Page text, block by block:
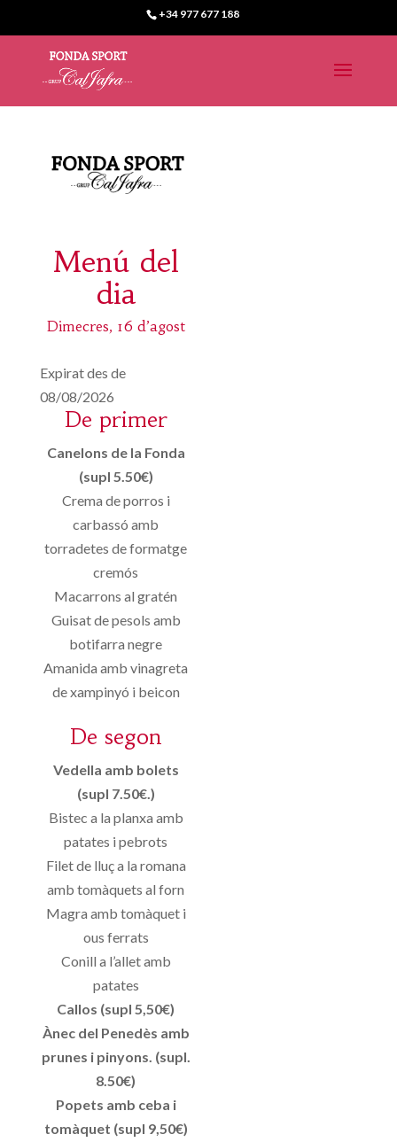
+34 977 677 188
Menú del
dia
Dimecres, 16 d’agost
Expirat des de
08/08/2026
De primer
Canelons de la Fonda
(supl 5.50€)
Crema de porros i
carbassó amb
torradetes de formatge
cremós
Macarrons al gratén
Guisat de pesols amb
botifarra negre
Amanida amb vinagreta
de xampinyó i beicon
De segon
Vedella amb bolets
(supl 7.50€.)
Bistec a la planxa amb
patates i pebrots
Filet de lluç a la romana
amb tomàquets al forn
Magra amb tomàquet i
ous ferrats
Conill a l’allet amb
patates
Callos (supl 5,50€)
Ànec del Penedès amb
prunes i pinyons. (supl.
8.50€)
Popets amb ceba i
tomàquet (supl 9,50€)